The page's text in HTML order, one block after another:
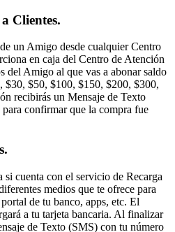
Clientes.
un Amigo desde cualquier Centro
en caja del Centro de Atención
del Amigo al que vas a abonar saldo
$30, $50, $100, $150, $200, $300,
recibirás un Mensaje de Texto
confirmar que la compra fue
cuenta con el servicio de Recarga
medios que te ofrece para
de tu banco, apps, etc. El
a tu tarjeta bancaria. Al finalizar
de Texto (SMS) con tu número